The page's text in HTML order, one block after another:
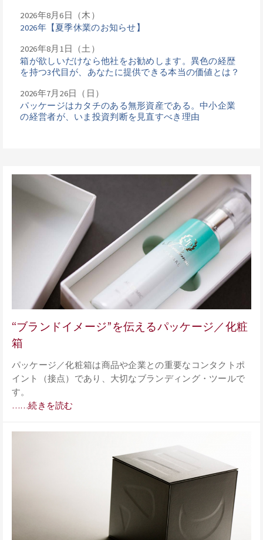
2026年【夏季休業のお知らせ】
2026年8月6日（木）
箱が欲しいだけなら他社をお勧めします。異色の経歴
を持つ3代目が、あなたに提供できる本当の価値とは？
2026年8月1日（土）
パッケージはカタチのある無形資産である。中小企業
の経営者が、いま投資判断を見直すべき理由
2026年7月26日（日）
“ブランドイメージ”を伝えるパッケージ／化粧
箱
パッケージ／化粧箱は商品や企業との重要なコンタクトポ
イント（接点）であり、大切なブランディング・ツールで
す。
……続きを読む